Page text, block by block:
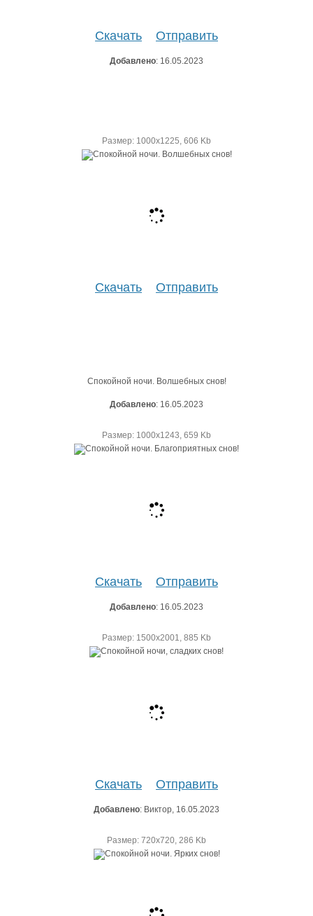
Скачать Отправить
Добавлено: 16.05.2023
Размер: 1000х1225, 606 Kb
Скачать Отправить
Спокойной ночи. Волшебных снов!
Добавлено: 16.05.2023
Размер: 1000х1243, 659 Kb
Скачать Отправить
Добавлено: 16.05.2023
Размер: 1500х2001, 885 Kb
Скачать Отправить
Добавлено: Виктор, 16.05.2023
Размер: 720х720, 286 Kb